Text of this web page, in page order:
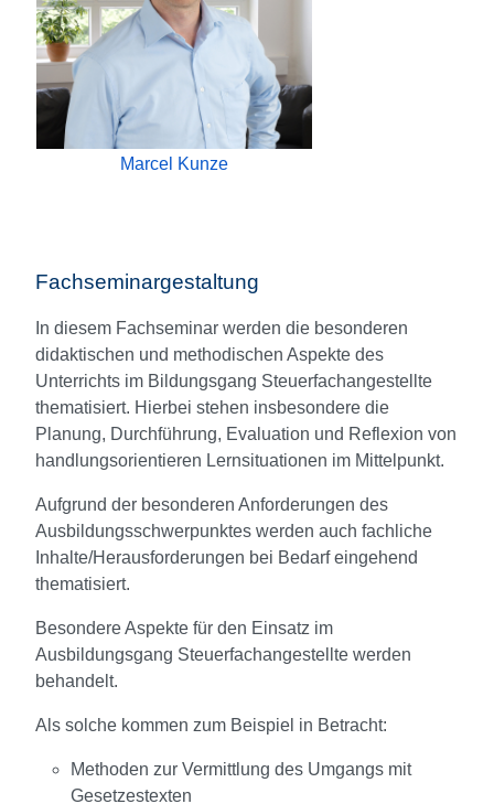
Marcel Kunze
Fachseminargestaltung
In diesem Fachseminar werden die besonderen
didaktischen und methodischen Aspekte des
Unterrichts im Bildungsgang Steuerfachangestellte
thematisiert. Hierbei stehen insbesondere die
Planung, Durchführung, Evaluation und Reflexion von
handlungsorientieren Lernsituationen im Mittelpunkt.
Aufgrund der besonderen Anforderungen des
Ausbildungsschwerpunktes werden auch fachliche
Inhalte/Herausforderungen bei Bedarf eingehend
thematisiert.
Besondere Aspekte für den Einsatz im
Ausbildungsgang Steuerfachangestellte werden
behandelt.
Als solche kommen zum Beispiel in Betracht:
Methoden zur Vermittlung des Umgangs mit
Gesetzestexten